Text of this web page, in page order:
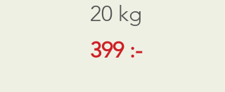
20 kg
399 :-